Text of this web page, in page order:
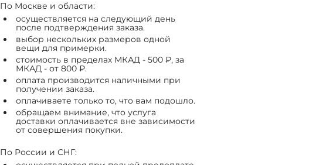
По Москве и области:
осуществляется на следующий день
после подтверждения заказа.
выбор нескольких размеров одной
вещи для примерки.
стоимость в пределах МКАД - 500 ₽, за
МКАД - от 800 ₽.
оплата производится наличными при
получении заказа.
оплачиваете только то, что вам подошло.
обращаем внимание, что услуга
доставки оплачивается вне зависимости
от совершения покупки.
По России и СНГ: